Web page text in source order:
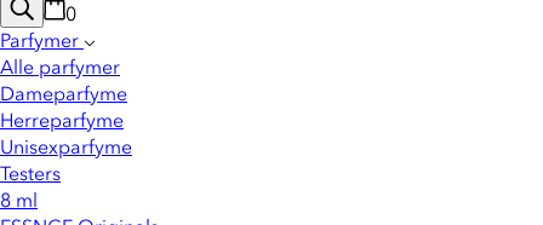
0
Parfymer
Alle parfymer
Dameparfyme
Herreparfyme
Unisexparfyme
Testers
8 ml